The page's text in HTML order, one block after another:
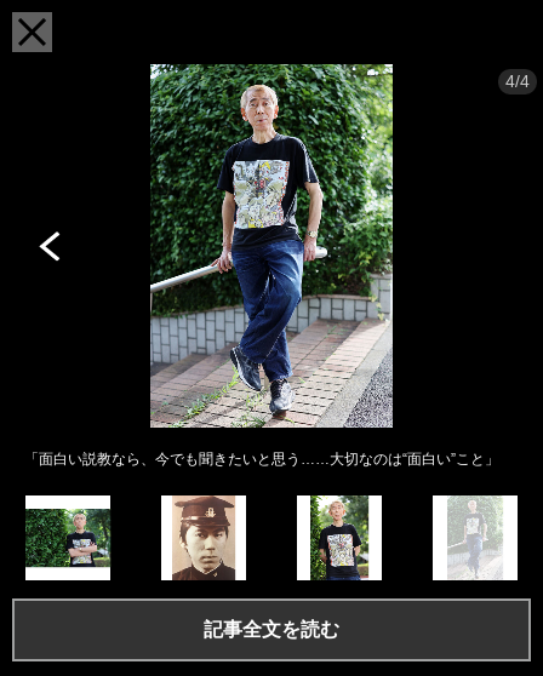
4/4
「面白い説教なら、今でも聞きたいと思う……大切なのは“面白い”こと」
記事全文を読む